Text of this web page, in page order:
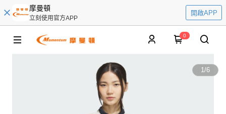
摩曼頓
立刻使用官方APP
開啟APP
0
1/6